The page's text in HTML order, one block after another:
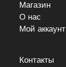
Магазин
О нас
Мой аккаунт
Контакты